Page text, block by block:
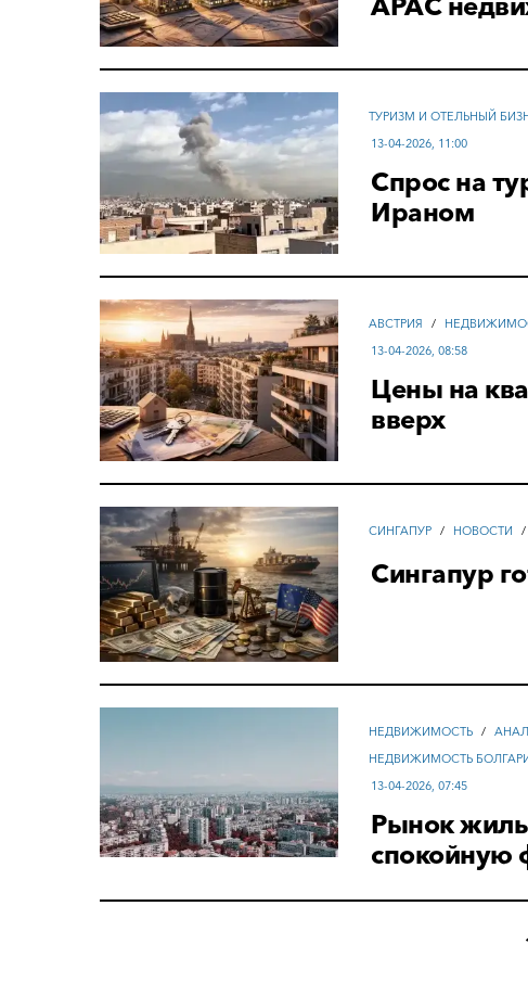
ТУРИЗМ И ОТЕЛЬНЫЙ
13-04-2026, 11:00
Спрос на
Ираном
АВСТРИЯ /
13-04-2026, 08:58
Цены на
вверх
СИНГАПУР / НОВОСТИ /
Сингапур
НЕДВИЖИМОСТЬ /
НЕДВИЖИМОСТЬ
13-04-2026, 07:45
Рынок
спокойную